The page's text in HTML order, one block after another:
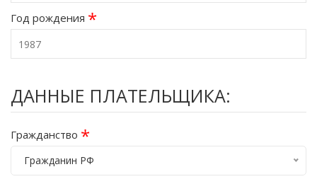
Год рождения *
ДАННЫЕ ПЛАТЕЛЬЩИКА:
Гражданство *
Гражданин РФ